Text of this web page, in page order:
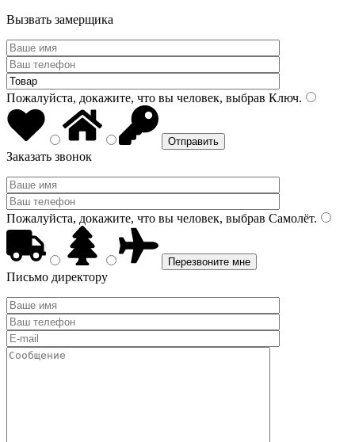
Вызвать замерщика
Пожалуйста, докажите, что вы человек, выбрав Ключ.
Заказать звонок
Пожалуйста, докажите, что вы человек, выбрав Самолёт.
Письмо директору